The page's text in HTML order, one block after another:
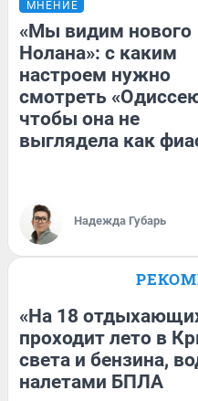
МНЕНИЕ
«Мы видим нового
Нолана»: с каким
настроем нужно
смотреть
чтобы она не
выглядела как
Надежда Губарь
«На 18
проходит лето в
света и бензина,
налетами БПЛА